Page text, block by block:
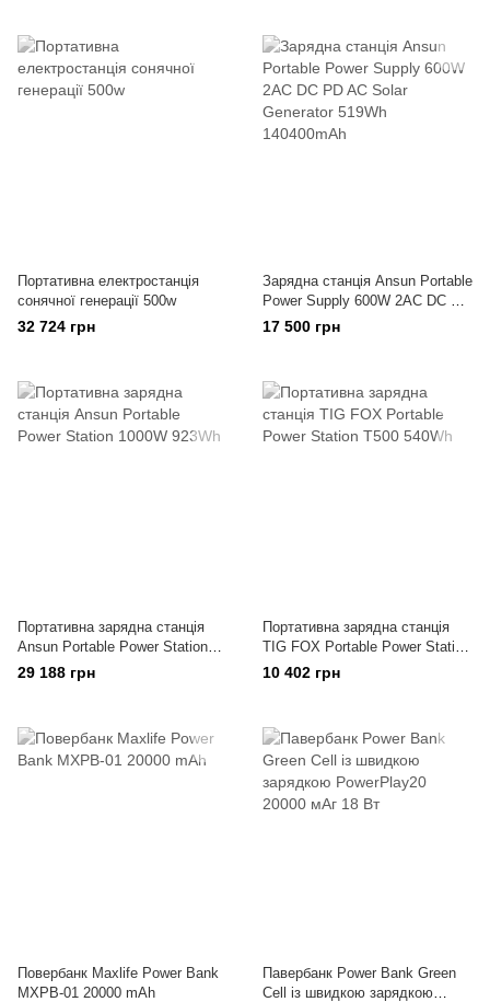
Портативна електростанція
сонячної генерації 500w
32 724 грн
Зарядна станція Ansun Portable
Power Supply 600W 2AC DC PD
AC Solar Generator 519Wh
140400mAh
17 500 грн
Портативна зарядна станція
Ansun Portable Power Station
1000W 923Wh
29 188 грн
Портативна зарядна станція
TIG FOX Portable Power Station
T500 540Wh
10 402 грн
Повербанк Maxlife Power Bank
MXPB-01 20000 mAh
Павербанк Power Bank Green
Cell із швидкою зарядкою